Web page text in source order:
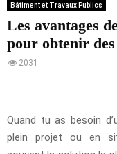
Bâtiment et Travaux Publics
Les avantages
pour obtenir
2031
Quand tu as besoin
plein projet ou en